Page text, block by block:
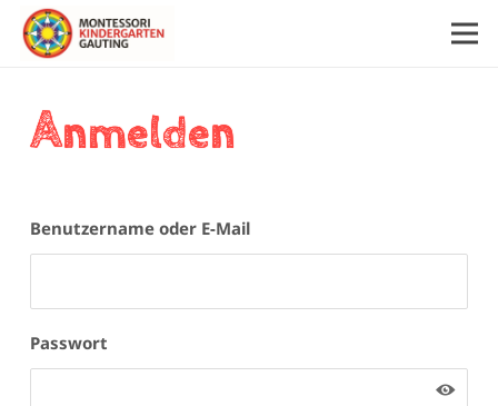
Anmelden
Benutzername oder E-Mail
Passwort